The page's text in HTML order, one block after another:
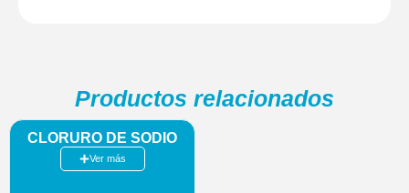
Productos relacionados
CLORURO DE SODIO
Ver más